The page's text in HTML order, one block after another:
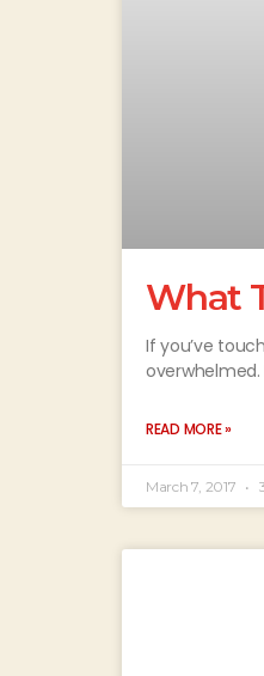
What
If you’ve
overwhelmed.
READ MORE »
March 7, 2017